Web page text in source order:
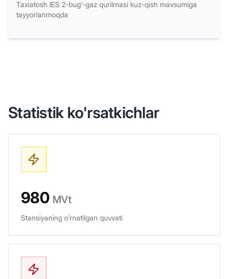
Taxiatosh IES 2-bug‘-gaz qurilmasi kuz-qish mavsumiga
tayyorlanmoqda
Statistik ko'rsatkichlar
980 MVt
Stansiyaning o’rnatilgan quvvati